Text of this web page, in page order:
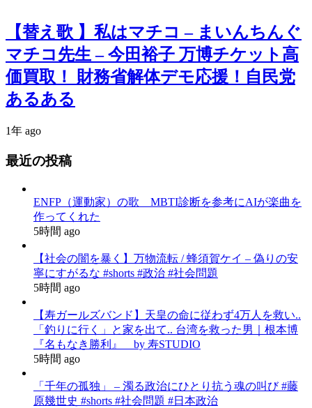
【替え歌 】私はマチコ – まいんちんぐ
マチコ先生 – 今田裕子 万博チケット高
価買取！ 財務省解体デモ応援！自民党
あるある
1年 ago
最近の投稿
ENFP（運動家）の歌 MBTI診断を参考にAIが楽曲を
作ってくれた
5時間 ago
【社会の闇を暴く】万物流転 / 蜂須賀ケイ – 偽りの安
寧にすがるな #shorts #政治 #社会問題
5時間 ago
【寿ガールズバンド】天皇の命に従わず4万人を救い..
「釣りに行く」と家を出て.. 台湾を救った男｜根本博
『名もなき勝利』 by 寿STUDIO
5時間 ago
「千年の孤独」 – 濁る政治にひとり抗う魂の叫び #藤
原幾世史 #shorts #社会問題 #日本政治